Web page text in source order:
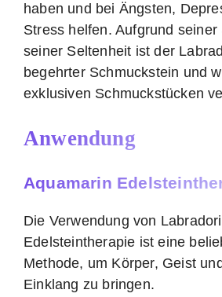
haben und bei Ängsten,
Stress helfen. Aufgrund seiner
seiner Seltenheit ist der
begehrter Schmuckstein und
exklusiven Schmuckstücken
Anwendung
Aquamarin
Die Verwendung von
Edelsteintherapie ist eine
Methode, um Körper, Geist
Einklang zu bringen.